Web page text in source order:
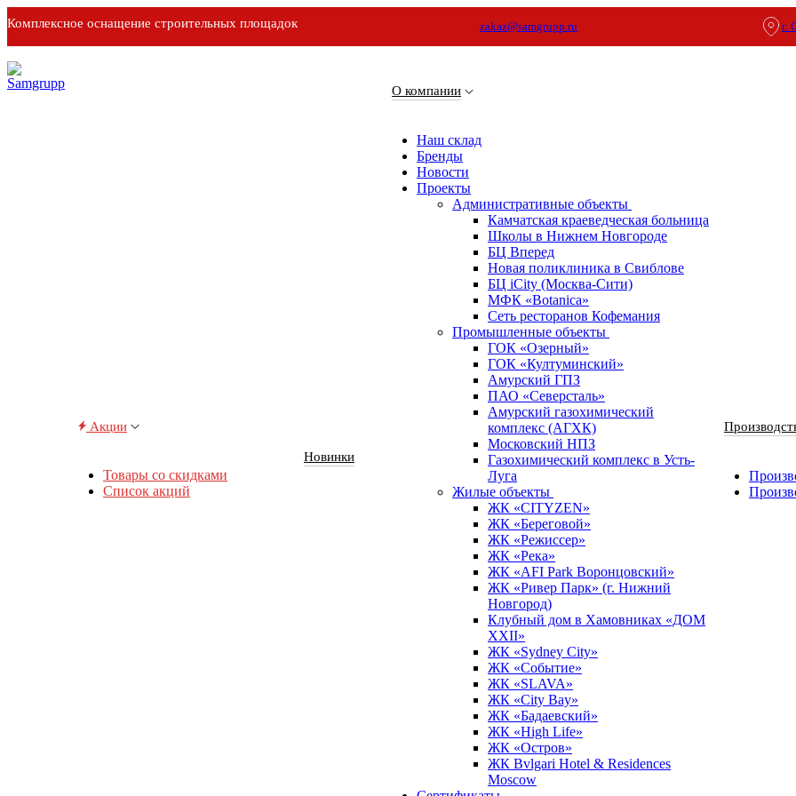
Комплексное оснащение строительных площадок zakaz@samgrupp.ru г.
Акции
Товары со скидками
Список акций
Новинки
О компании
Наш склад
Бренды
Новости
Проекты
Административные объекты
Камчатская краеведческая больница
Школы в Нижнем Новгороде
БЦ Вперед
Новая поликлиника в Свиблове
БЦ iCity (Москва-Сити)
МФК «Botanica»
Сеть ресторанов Кофемания
Промышленные объекты
ГОК «Озерный»
ГОК «Култуминский»
Амурский ГПЗ
ПАО «Северсталь»
Амурский газохимический
комплекс (АГХК)
Московский НПЗ
Газохимический комплекс в Усть-
Луга
Жилые объекты
ЖК «CITYZEN»
ЖК «Береговой»
ЖК «Режиссер»
ЖК «Река»
ЖК «AFI Park Воронцовский»
ЖК «Ривер Парк» (г. Нижний
Новгород)
Клубный дом в Хамовниках «ДОМ
XXII»
ЖК «Sydney City»
ЖК «Событие»
ЖК «SLAVA»
ЖК «City Bay»
ЖК «Бадаевский»
ЖК «High Life»
ЖК «Остров»
ЖК Bvlgari Hotel & Residences
Moscow